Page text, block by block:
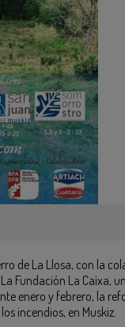
de La Llosa, con la
Fundación La Caixa,
enero y febrero, la
incendios, en Muskiz.